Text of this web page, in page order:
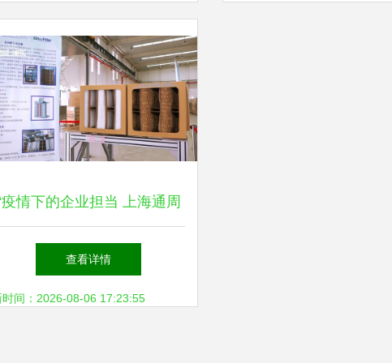
疫情下的企业担当 上海通周
机械坚守复工与环保创新”,
查看详情
时间：2026-08-06 17:23:55